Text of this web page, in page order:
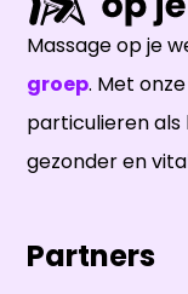
Massage op je
groep. Met
particulieren als
gezonder en
Partners